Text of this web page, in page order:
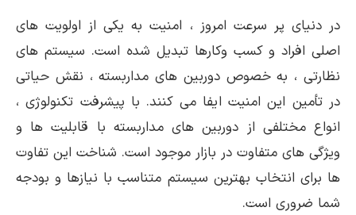
در دنیای پر سرعت امروز ، امنیت به یکی از اولویت های
اصلی افراد و کسب وکارها تبدیل شده است. سیستم های
نظارتی ، به خصوص دوربین های مداربسته ، نقش حیاتی
در تأمین این امنیت ایفا می کنند. با پیشرفت تکنولوژی ،
انواع مختلفی از دوربین های مداربسته با قابلیت ها و
ویژگی های متفاوت در بازار موجود است. شناخت این تفاوت
ها برای انتخاب بهترین سیستم متناسب با نیازها و بودجه
شما ضروری است.